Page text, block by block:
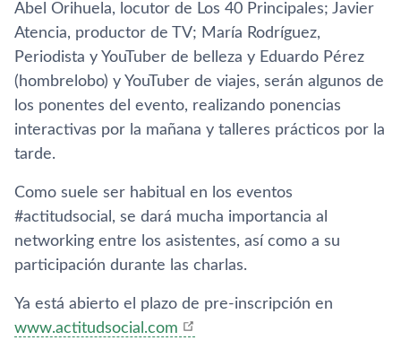
Abel Orihuela, locutor de Los 40 Principales; Javier
Atencia, productor de TV; Marí­a Rodrí­guez,
Periodista y YouTuber de belleza y Eduardo Pérez
(hombrelobo) y YouTuber de viajes, serán algunos de
los ponentes del evento, realizando ponencias
interactivas por la mañana y talleres prácticos por la
tarde.
Como suele ser habitual en los eventos
#actitudsocial, se dará mucha importancia al
networking entre los asistentes, así­ como a su
participación durante las charlas.
Ya está abierto el plazo de pre-inscripción en
www.actitudsocial.com